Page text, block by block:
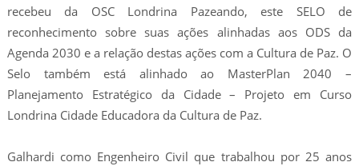
recebeu da OSC Londrina Pazeando, este SELO de
reconhecimento sobre suas ações alinhadas aos ODS da
Agenda 2030 e a relação destas ações com a Cultura de Paz. O
Selo também está alinhado ao MasterPlan 2040 –
Planejamento Estratégico da Cidade – Projeto em Curso
Londrina Cidade Educadora da Cultura de Paz.
Galhardi como Engenheiro Civil que trabalhou por 25 anos